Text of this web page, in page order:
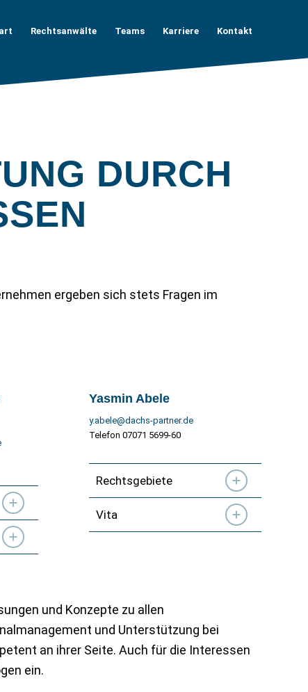
Rechtsanwälte Teams Karriere Kontakt
DURCH
ergeben sich stets Fragen im
Yasmin Abele
y.abele@dachs-partner.de
Telefon 07071 5699-60
Rechtsgebiete
Vita
und Konzepte zu allen
und Unterstützung bei
an ihrer Seite. Auch für die Interessen
ein.